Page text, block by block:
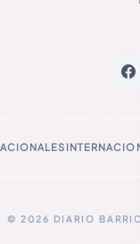
© 2026 DIARIO